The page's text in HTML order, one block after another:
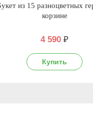
из 15 разноцветных
корзине
4 590 ₽